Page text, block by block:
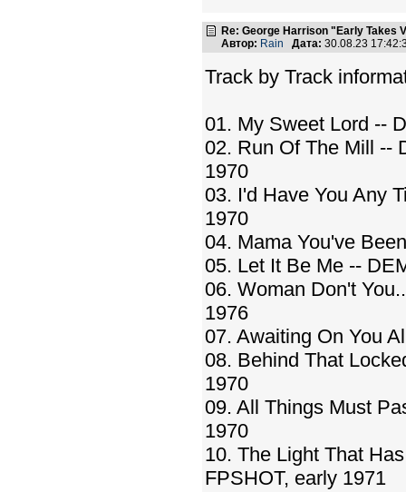
Re: George Harrison "Early Takes
Автор: Rain Дата: 30.08.23
Track by Track
01. My Sweet Lord --
02. Run Of The Mill --
1970
03. I'd Have You Any
1970
04. Mama You've
05. Let It Be Me --
06. Woman Don't
1976
07. Awaiting On You
08. Behind That
1970
09. All Things Must
1970
10. The Light That
FPSHOT, early 1971